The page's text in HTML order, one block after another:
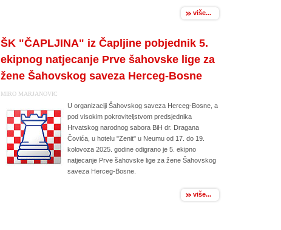
više...
ŠK "ČAPLJINA" iz Čapljine pobjednik 5.
ekipnog natjecanje Prve šahovske lige za
žene Šahovskog saveza Herceg-Bosne
MIRO MARJANOVIC
U organizaciji Šahovskog saveza Herceg-Bosne, a
pod visokim pokroviteljstvom predsjednika
Hrvatskog narodnog sabora BiH dr. Dragana
Čovića, u hotelu "Zenit" u Neumu od 17. do 19.
kolovoza 2025. godine odigrano je 5. ekipno
natjecanje Prve šahovske lige za žene Šahovskog
saveza Herceg-Bosne.
više...